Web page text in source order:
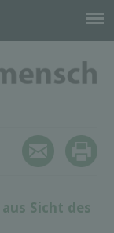
Sicht des